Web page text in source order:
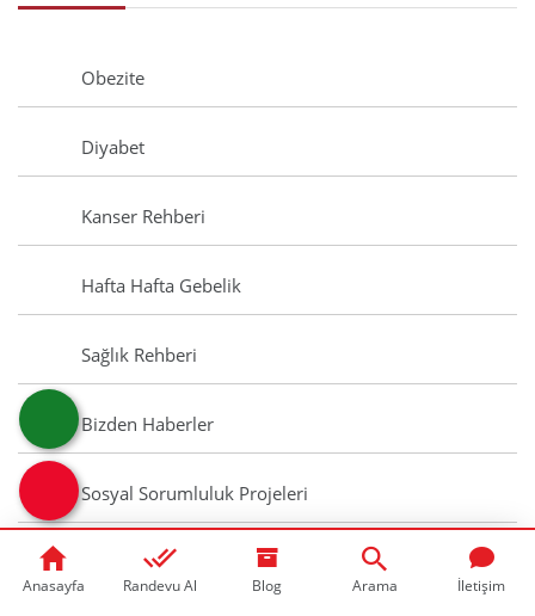
Obezite
Diyabet
Kanser Rehberi
Hafta Hafta Gebelik
Sağlık Rehberi
Bizden Haberler
Sosyal Sorumluluk Projeleri
Basında BAH
Anasayfa Randevu Al Blog Arama İletişim